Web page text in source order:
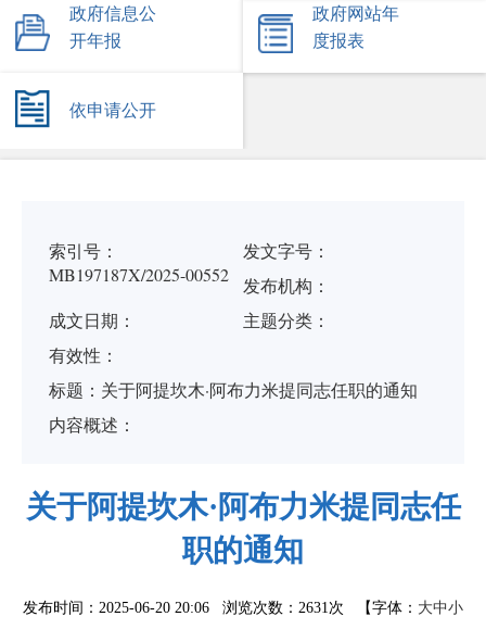
政府信息公
开年报
政府网站年
度报表
依申请公开
索引号：
MB197187X/2025-00552
发文字号：
发布机构：
成文日期：
主题分类：
有效性：
标题： 关于阿提坎木·阿布力米提同志任职的通知
内容概述：
关于阿提坎木·阿布力米提同志任
职的通知
发布时间：2025-06-20 20:06 浏览次数： 2631次 【字体： 大中小